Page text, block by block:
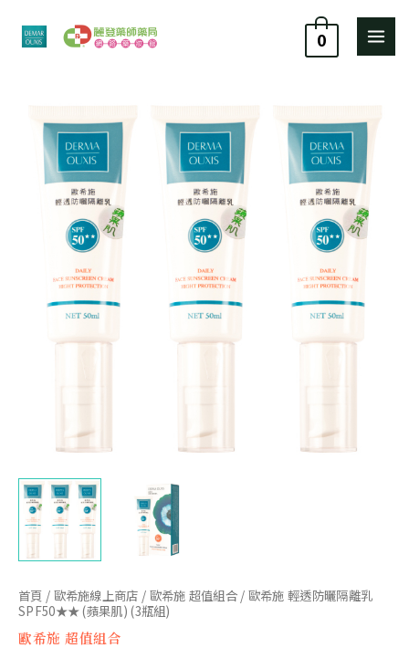
0
首頁 / 歐希施線上商店 / 歐希施 超值組合/ 歐希施 輕透防曬隔離乳
SPF50★★ (蘋果肌) (3瓶組)
歐希施 超值組合
NT$ 2,640。
目
NT$ 2,244。
瓶
組)
數